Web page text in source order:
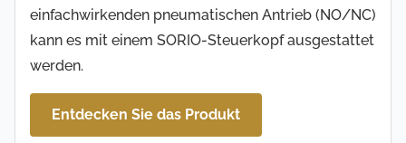
einfachwirkenden pneumatischen Antrieb (NO/NC)
kann es mit einem SORIO-Steuerkopf ausgestattet
werden.
Entdecken Sie das Produkt